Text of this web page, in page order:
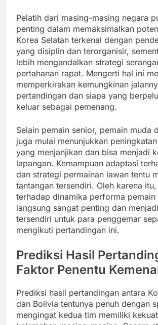
Pelatih dari masing-masing negara
penting dalam memaksimalkan
Korea Selatan terkenal dengan
yang disiplin dan terorganisir,
lebih mengandalkan strategi
pertahanan rapat. Mengerti hal ini
memperkirakan kemungkinan
pertandingan dan siapa yang
keluar sebagai pemenang.
Selain pemain senior, pemain muda
juga mulai menunjukkan
yang menjanjikan dan bisa menjadi
lapangan. Kemampuan adaptasi
dan strategi permainan lawan tentu
tantangan tersendiri. Oleh karena
terhadap dinamika performa pemain
langsung sangat penting dan
tersendiri untuk para penggemar
mengikuti pertandingan ini.
Prediksi Hasil
Faktor Penentu
Prediksi hasil pertandingan antara
dan Bolivia tentunya penuh dengan
mengingat kedua tim memiliki